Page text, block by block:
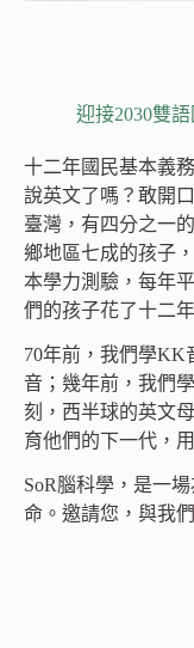
迎接2030雙
十二年國民基本義
說英文了嗎？敢開
臺灣，有四分之一
鄉地區七成的孩子
本學力測驗，每年
們的孩子花了十二
70年前，我們學KK
音；幾年前，我們
刻，西半球的英文
育他們的下一代，
SoR腦科學，是一
命。邀請您，與我